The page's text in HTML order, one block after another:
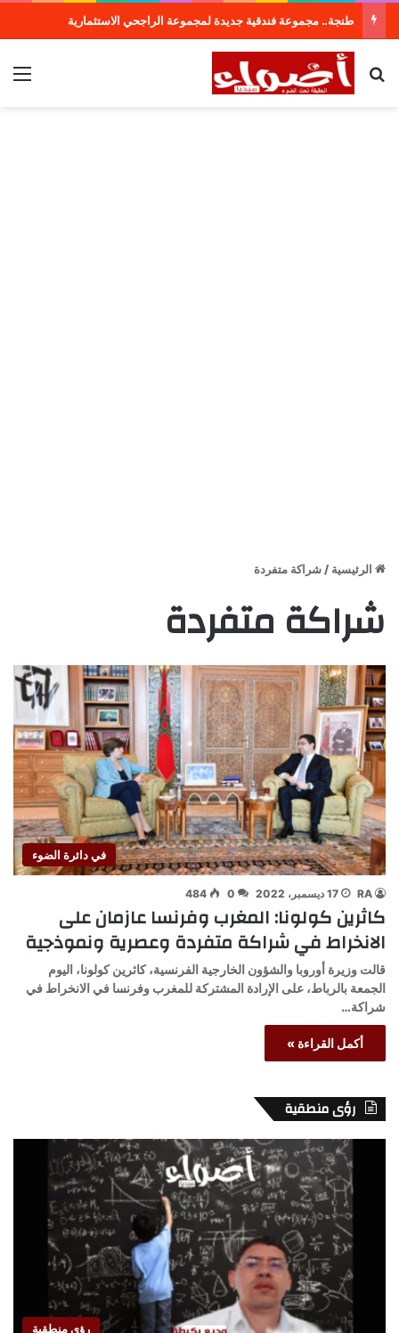
طنجة.. مجموعة فندقية جديدة لمجموعة الراجحي الاستثمارية
بحث عن
الرئيسية / شراكة متفردة
شراكة متفردة
في دائرة الضوء
RA 17 ديسمبر، 2022 0
484
كاثرين كولونا: المغرب وفرنسا عازمان على
الانخراط في شراكة متفردة وعصرية ونموذجية
قالت وزيرة أوروبا والشؤون الخارجية الفرنسية، كاثرين كولونا، اليوم
الجمعة بالرباط، على الإرادة المشتركة للمغرب وفرنسا في الانخراط في
شراكة…
أكمل القراءة »
رؤى منطقية
رؤى منطقية